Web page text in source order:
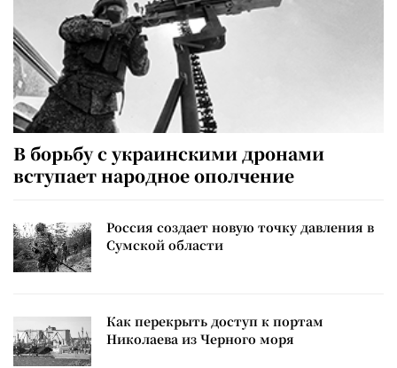
В борьбу с украинскими дронами
вступает народное ополчение
Россия создает новую точку давления в
Сумской области
Как перекрыть доступ к портам
Николаева из Черного моря